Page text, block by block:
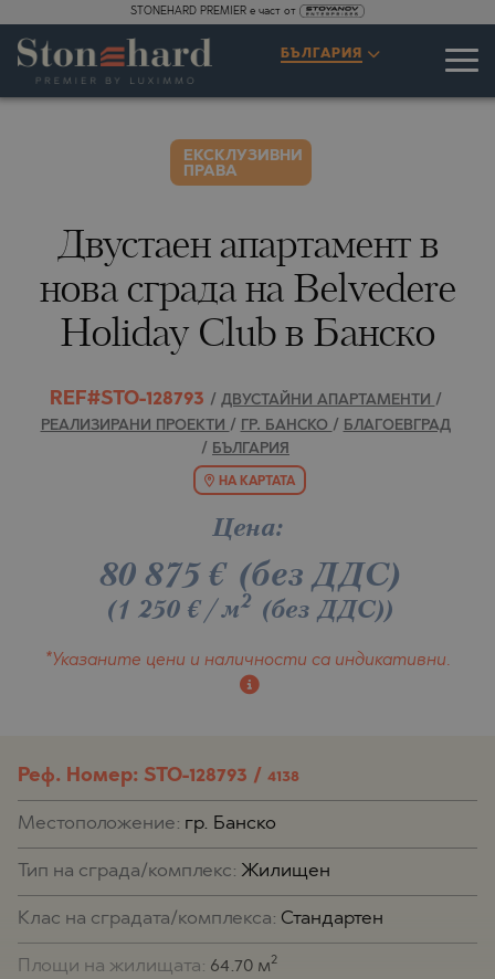
СПЕЦИФИКАЦИИ ОПИСАНИЕ КАРТА
ГАЛЕРИЯ
ЦЕНИ
ЗАПИТВАНЕ
STONEHARD PREMIER е част от
БЪЛГАРИЯ
СНИМКИ
ЕКСКЛУЗИВНИ
ПРАВА
Двустаен апартамент в
нова сграда на Belvedere
Holiday Club в Банско
REF#STO-128793 / ДВУСТАЙНИ АПАРТАМЕНТИ /
РЕАЛИЗИРАНИ ПРОЕКТИ / ГР. БАНСКО / БЛАГОЕВГРАД
/ БЪЛГАРИЯ
НА КАРТАТА
Цена:
80 875 € (без ДДС)
(1 250 €/м2 (без ДДС))
*Указаните цени и наличности са индикативни.
Реф. Номер: STO-128793 / 4138
Местоположение: гр. Банско
Тип на сграда/комплекс: Жилищен
Клас на сградата/комплекса: Стандартен
Площи на жилищата: 64.70 м2